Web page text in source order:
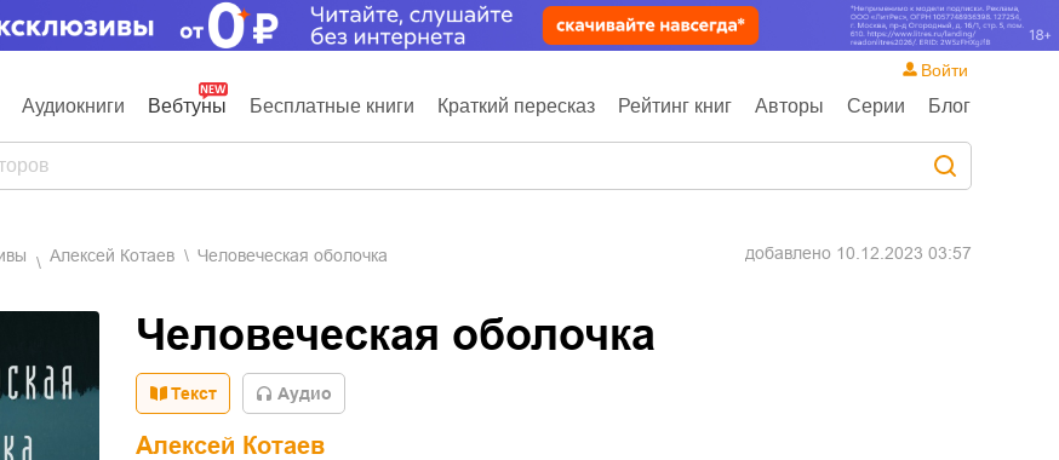
Аудиокниги Вебтуны Бесплатные книги Краткий пересказ Рейтинг книг Авторы Серии Блог
Войти
Алексей Котаев Человеческая оболочка добавлено 10.12.2023 03:57
Человеческая оболочка
Текст Aудио
Алексей Котаев